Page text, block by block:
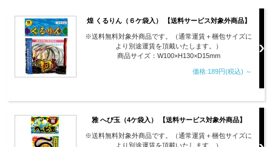
煌 くるりん（６ケ袋入） 【送料サービス対象外商品】
※送料無料対象外商品です。（通常運賃＋梱包サイズに
より別途運賃を頂戴いたします。）
商品サイズ：W100×H130×D15mm
価格:189円(税込) ～
雅 へび玉（4ケ袋入） 【送料サービス対象外商品】
※送料無料対象外商品です。（通常運賃＋梱包サイズに
より別途運賃を頂戴いたします。）